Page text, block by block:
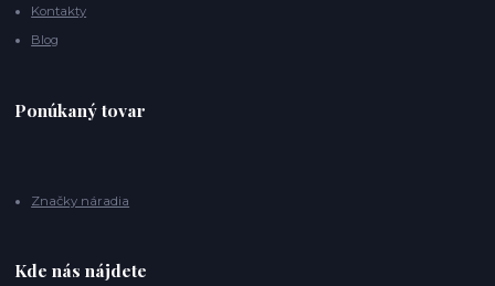
Kontakty
Blog
Ponúkaný tovar
Značky náradia
Kde nás nájdete